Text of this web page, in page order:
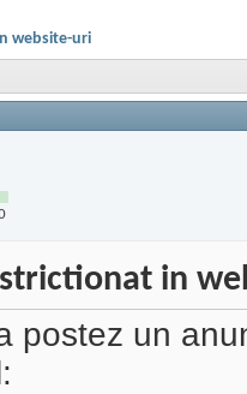
website-uri
in
postez un